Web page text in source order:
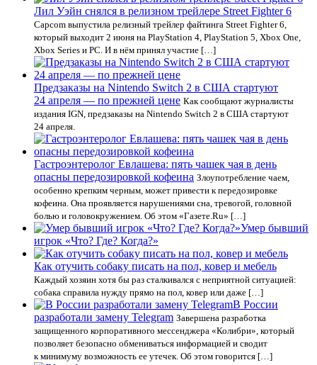
Лил Уэйн снялся в релизном трейлере Street Fighter 6
Capcom выпустила релизный трейлер файтинга Street Fighter 6,
который выходит 2 июня на PlayStation 4, PlayStation 5, Xbox One,
Xbox Series и РС. И в нём принял участие […]
Предзаказы на Nintendo Switch 2 в США стартуют
24 апреля — по прежней цене Как сообщают журналисты
издания IGN, предзаказы на Nintendo Switch 2 в США стартуют
24 апреля.
Гастроэнтеролог Евлашева: пять чашек чая в день
опасны передозировкой кофеина Злоупотребление чаем,
особенно крепким черным, может привести к передозировке
кофеина. Она проявляется нарушениями сна, тревогой, головной
болью и головокружением. Об этом «Газете.Ru» […]
Умер бывший
игрок «Что? Где? Когда?»
Как отучить собаку писать на пол, ковер и мебель
Каждый хозяин хотя бы раз сталкивался с неприятной ситуацией:
собака справила нужду прямо на пол, ковер или даже […]
В России
разработали замену Telegram Завершена разработка
защищенного корпоративного мессенджера «Колибри», который
позволяет безопасно обмениваться информацией и сводит
к минимуму возможность ее утечек. Об этом говорится […]